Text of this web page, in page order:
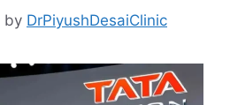
by DrPiyushDesaiClinic